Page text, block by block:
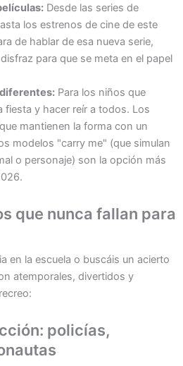
Desde las series de
los estrenos de cine de este
de hablar de esa nueva serie,
para que se meta en el papel
Para los niños que
fiesta y hacer reír a todos. Los
mantienen la forma con un
modelos "carry me" (que simulan
o personaje) son la opción más
que nunca fallan para
en la escuela o buscáis un acierto
atemporales, divertidos y
policías,